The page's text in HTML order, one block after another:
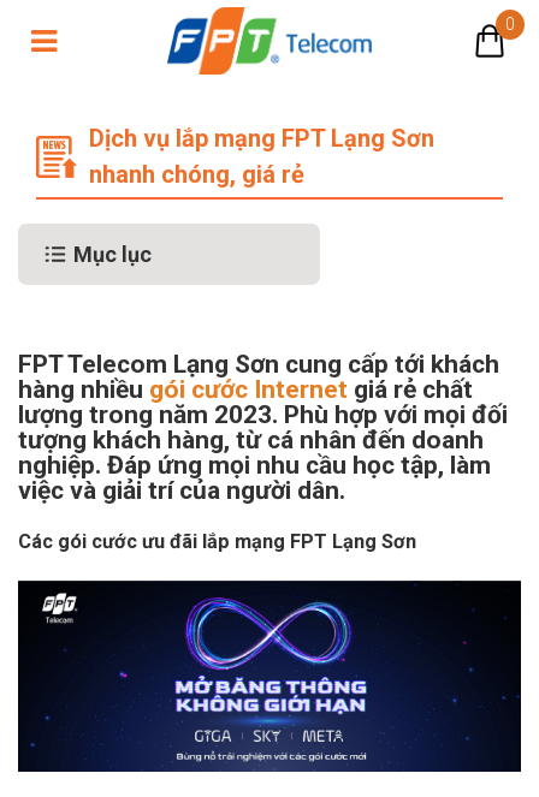
0
Dịch vụ lắp mạng FPT Lạng Sơn
nhanh chóng, giá rẻ
Mục lục
FPT Telecom Lạng Sơn cung cấp tới khách
hàng nhiều gói cước Internet giá rẻ chất
lượng trong năm 2023. Phù hợp với mọi đối
tượng khách hàng, từ cá nhân đến doanh
nghiệp. Đáp ứng mọi nhu cầu học tập, làm
việc và giải trí của người dân.
Các gói cước ưu đãi lắp mạng FPT Lạng Sơn